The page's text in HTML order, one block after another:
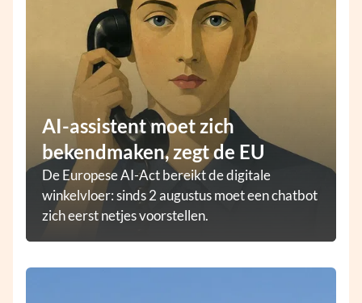
AI-assistent moet zich
bekendmaken, zegt de EU
De Europese AI-Act bereikt de digitale
winkelvloer: sinds 2 augustus moet een chatbot
zich eerst netjes voorstellen.